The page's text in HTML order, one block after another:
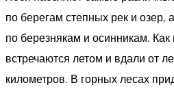
по берегам степных рек и озер,
по березнякам и осинникам. Как
встречаются летом и вдали от
километров. В горных лесах